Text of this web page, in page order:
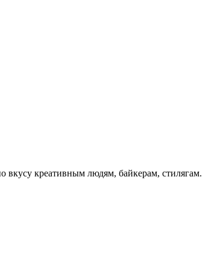
вкусу креативным людям, байкерам, стилягам.